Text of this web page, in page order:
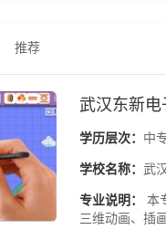
推荐
武汉东新
学历层次： 中
学校名称： 武
专业说明：
本
三维动画、插